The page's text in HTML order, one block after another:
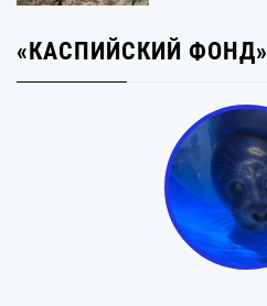
«КАСПИЙСКИЙ ФОНД»